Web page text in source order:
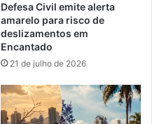
Defesa Civil emite alerta
amarelo para risco de
deslizamentos em
Encantado
21 de julho de 2026